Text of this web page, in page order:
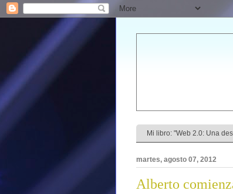
Mi libro: "Web 2.0: Una
martes, agosto 07, 2012
Alberto